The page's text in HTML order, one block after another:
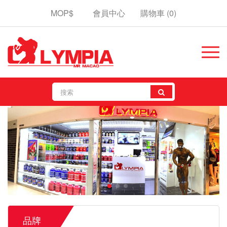
MOP$ 會員中心 購物車 (0)
品牌